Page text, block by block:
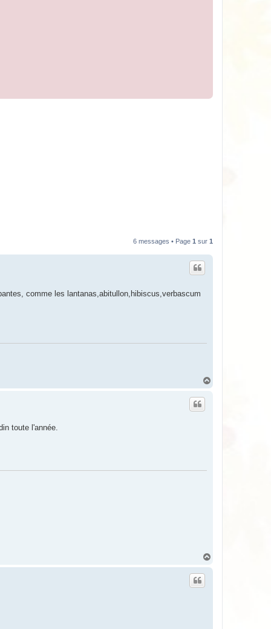
6 messages • Page 1 sur 1
comme les lantanas,abitullon,hibiscus,verbascum
toute l'année.